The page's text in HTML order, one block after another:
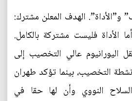
و”الأداة”. الهدف المعلن مشترك:
الأداة فليست مشتركة بالكامل.
عالي التخصيب إلى
التخصيب، بينما تؤكد طهران
النووي وأن لها حقا في